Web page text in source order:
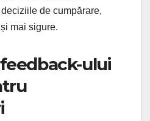
de cumpărare,
mai sigure.
ului